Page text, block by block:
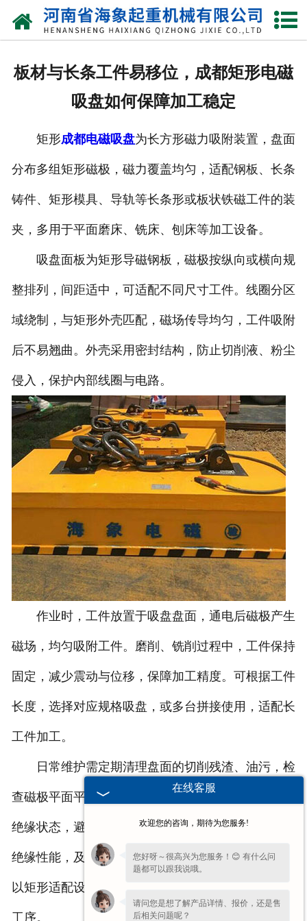
网站首页
厂区一角
案例展示
联系我们
板材与长条工件易移位，成都矩形电磁
吸盘如何保障加工稳定
矩形成都电磁吸盘为长方形磁力吸附装置，盘面
分布多组矩形磁极，磁力覆盖均匀，适配钢板、长条
铸件、矩形模具、导轨等长条形或板状铁磁工件的装
夹，多用于平面磨床、铣床、刨床等加工设备。
吸盘面板为矩形导磁钢板，磁极按纵向或横向规
整排列，间距适中，可适配不同尺寸工件。线圈分区
域绕制，与矩形外壳匹配，磁场传导均匀，工件吸附
后不易翘曲。外壳采用密封结构，防止切削液、粉尘
侵入，保护内部线圈与电路。
作业时，工件放置于吸盘盘面，通电后磁极产生
磁场，均匀吸附工件。磨削、铣削过程中，工件保持
固定，减少震动与位移，保障加工精度。可根据工件
长度，选择对应规格吸盘，或多台拼接使用，适配长
工件加工。
日常维护需定期清理盘面的切削残渣、油污，检
查磁极平面平整度，有无磕碰损伤；查看线缆连接与
绝缘状态，避免短路、漏电；长期使用后，检测线圈
绝缘性能，及时更换老化密封件。成都矩形电磁吸盘
以矩形适配设计，稳固固定长条工件，助力平面加工
工序。
在线客服
欢迎您的咨询，期待为您服务!
您好呀～很高兴为您服务！😊 有什么问
题都可以跟我说哦。
请问您是想了解产品详情、报价，还是售
后相关问题呢？